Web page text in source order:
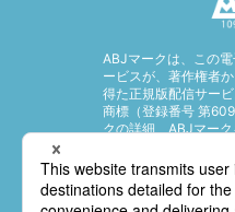
ABJマークは、この
ービスが、著作権者
得た正規版配信サー
商標（登録番号 第
クの詳細、ABJマー